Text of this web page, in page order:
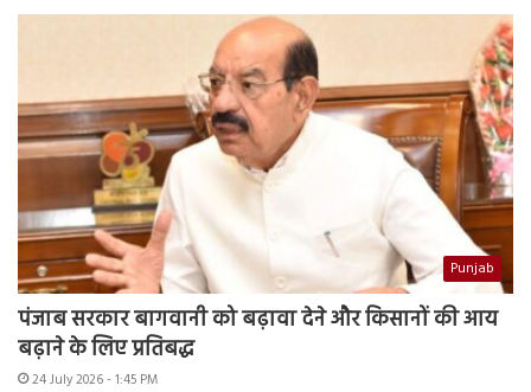
Punjab
पंजाब सरकार बागवानी को बढ़ावा देने और किसानों की आय
बढ़ाने के लिए प्रतिबद्ध
24 July 2026 - 1:45 PM